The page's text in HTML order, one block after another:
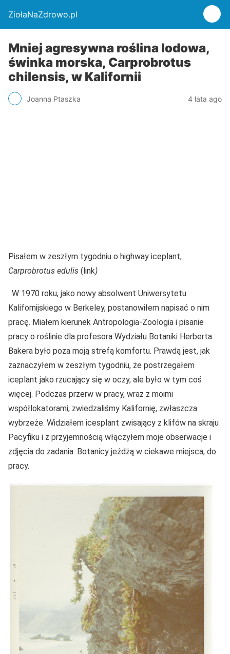
ZiołaNaZdrowo.pl
Mniej agresywna roślina lodowa,
świnka morska, Carprobrotus
chilensis, w Kalifornii
Joanna Ptaszka 4 lata ago
Pisałem w zeszłym tygodniu o highway iceplant,
Carprobrotus edulis (link)
. W 1970 roku, jako nowy absolwent Uniwersytetu
Kalifornijskiego w Berkeley, postanowiłem napisać o nim
pracę. Miałem kierunek Antropologia-Zoologia i pisanie
pracy o roślinie dla profesora Wydziału Botaniki Herberta
Bakera było poza moją strefą komfortu. Prawdą jest, jak
zaznaczyłem w zeszłym tygodniu, że postrzegałem
iceplant jako rzucający się w oczy, ale było w tym coś
więcej. Podczas przerw w pracy, wraz z moimi
współlokatorami, zwiedzaliśmy Kalifornię, zwłaszcza
wybrzeże. Widziałem icesplant zwisający z klifów na skraju
Pacyfiku i z przyjemnością włączyłem moje obserwacje i
zdjęcia do zadania. Botanicy jeżdżą w ciekawe miejsca, do
pracy.